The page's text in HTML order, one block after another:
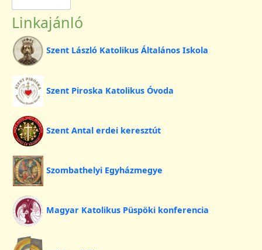
Linkajánló
Szent László Katolikus Általános Iskola
Szent Piroska Katolikus Óvoda
Szent Antal erdei keresztút
Szombathelyi Egyházmegye
Magyar Katolikus Püspöki konferencia